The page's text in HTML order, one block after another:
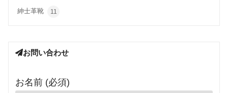
紳士革靴 11
お問い合わせ
お名前 (必須)